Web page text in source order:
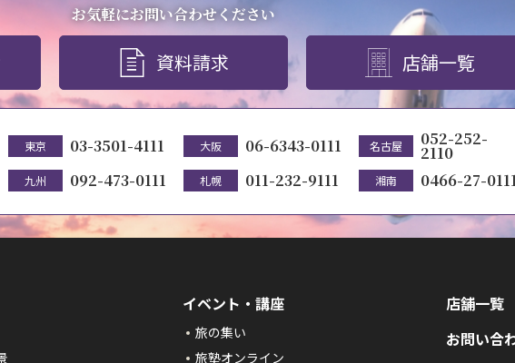
お気軽にお問い合わせください
資料請求 店舗一覧
東京 03-3501-4111 大阪 06-6343-0111 名古屋 052-252-
2110
九州 092-473-0111 札幌 011-232-9111 湘南 0466-27-
イベント・講座
旅の集い
旅塾オンライン
店舗一覧
お問い合